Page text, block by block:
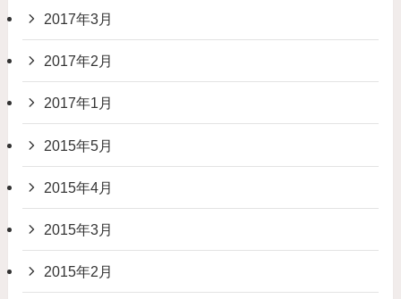
2017年3月
2017年2月
2017年1月
2015年5月
2015年4月
2015年3月
2015年2月